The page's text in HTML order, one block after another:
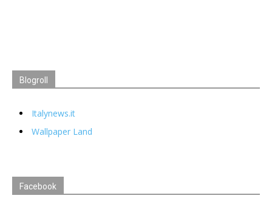
Blogroll
Italynews.it
Wallpaper Land
Facebook